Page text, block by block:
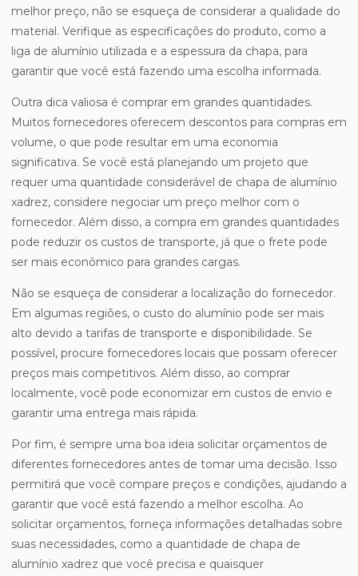
melhor preço, não se esqueça de considerar a qualidade do
material. Verifique as especificações do produto, como a
liga de alumínio utilizada e a espessura da chapa, para
garantir que você está fazendo uma escolha informada.
Outra dica valiosa é comprar em grandes quantidades.
Muitos fornecedores oferecem descontos para compras em
volume, o que pode resultar em uma economia
significativa. Se você está planejando um projeto que
requer uma quantidade considerável de chapa de alumínio
xadrez, considere negociar um preço melhor com o
fornecedor. Além disso, a compra em grandes quantidades
pode reduzir os custos de transporte, já que o frete pode
ser mais econômico para grandes cargas.
Não se esqueça de considerar a localização do fornecedor.
Em algumas regiões, o custo do alumínio pode ser mais
alto devido a tarifas de transporte e disponibilidade. Se
possível, procure fornecedores locais que possam oferecer
preços mais competitivos. Além disso, ao comprar
localmente, você pode economizar em custos de envio e
garantir uma entrega mais rápida.
Por fim, é sempre uma boa ideia solicitar orçamentos de
diferentes fornecedores antes de tomar uma decisão. Isso
permitirá que você compare preços e condições, ajudando a
garantir que você está fazendo a melhor escolha. Ao
solicitar orçamentos, forneça informações detalhadas sobre
suas necessidades, como a quantidade de chapa de
alumínio xadrez que você precisa e quaisquer